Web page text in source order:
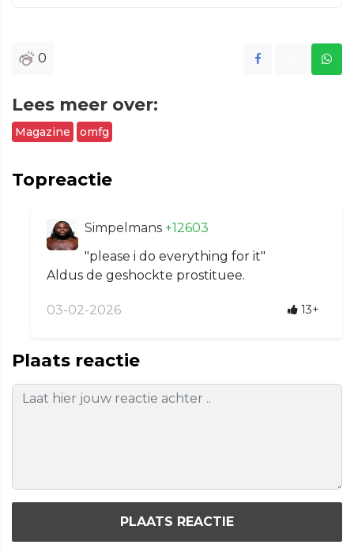
0
Lees meer over:
Magazine omfg
Topreactie
Simpelmans +12603
"please i do everything for it"
Aldus de geshockte prostituee.
03-02-2026 13+
Plaats reactie
PLAATS REACTIE